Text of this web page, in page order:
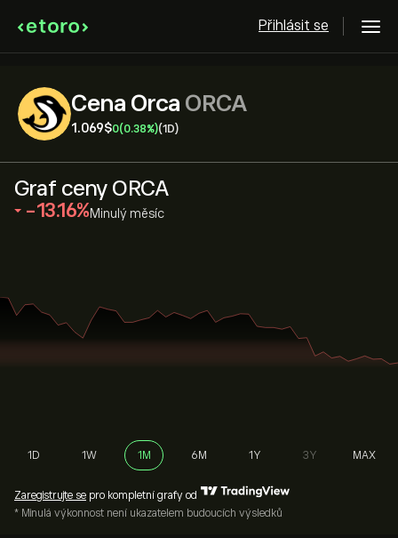
Přihlásit se
Cena Orca ORCA
1.069‎$‎0(0.38%)(1D)
Graf ceny ORCA
‎-13.16‎ Minulý měsíc
1D 1W 1M 6M 1Y 3Y MAX
Zaregistrujte se pro kompletní grafy od
* Minulá výkonnost není ukazatelem budoucích výsledků